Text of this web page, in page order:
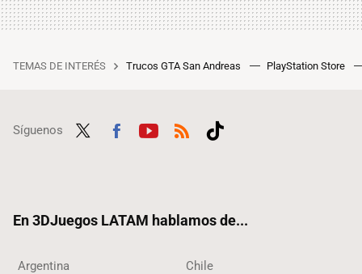
TEMAS DE INTERÉS Trucos GTA San Andreas PlayStation Store
Síguenos
En 3DJuegos LATAM hablamos de...
Argentina Chile